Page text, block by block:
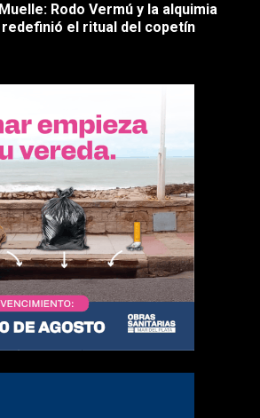
Rodo Vermú y la alquimia
el ritual del copetín